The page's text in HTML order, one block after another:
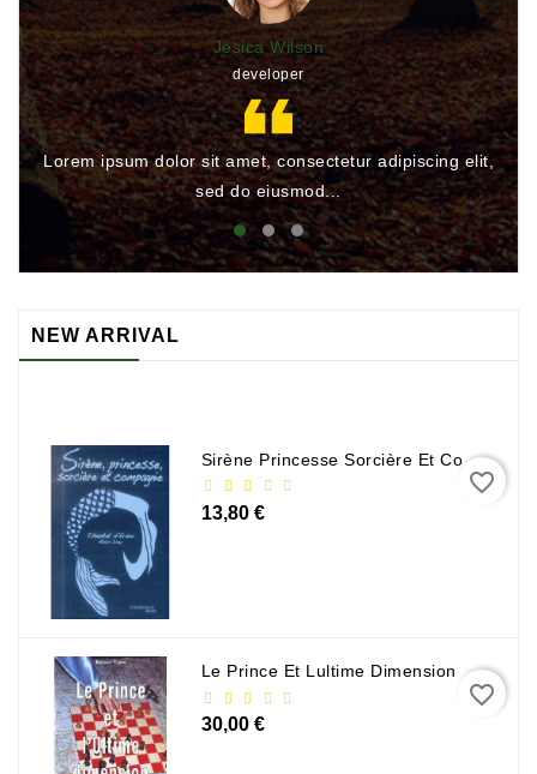
Jesica Wilson
developer
Lorem ipsum dolor sit amet, consectetur adipiscing elit,
sed do eiusmod...
NEW ARRIVAL
Sirène Princesse Sorcière Et Compagnie
13,80 €
favorite_border
Le Prince Et Lultime Dimension
30,00 €
favorite_border